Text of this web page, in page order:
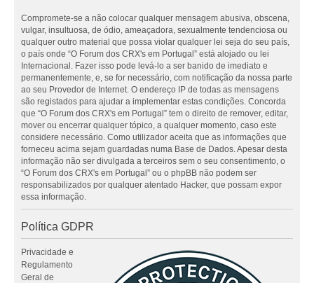
Compromete-se a não colocar qualquer mensagem abusiva, obscena,
vulgar, insultuosa, de ódio, ameaçadora, sexualmente tendenciosa ou
qualquer outro material que possa violar qualquer lei seja do seu país,
o país onde “O Forum dos CRX's em Portugal” está alojado ou lei
Internacional. Fazer isso pode levá-lo a ser banido de imediato e
permanentemente, e, se for necessário, com notificação da nossa parte
ao seu Provedor de Internet. O endereço IP de todas as mensagens
são registados para ajudar a implementar estas condições. Concorda
que “O Forum dos CRX's em Portugal” tem o direito de remover, editar,
mover ou encerrar qualquer tópico, a qualquer momento, caso este
considere necessário. Como utilizador aceita que as informações que
forneceu acima sejam guardadas numa Base de Dados. Apesar desta
informação não ser divulgada a terceiros sem o seu consentimento, o
“O Forum dos CRX's em Portugal” ou o phpBB não podem ser
responsabilizados por qualquer atentado Hacker, que possam expor
essa informação.
Política GDPR
Privacidade e
Regulamento
Geral de